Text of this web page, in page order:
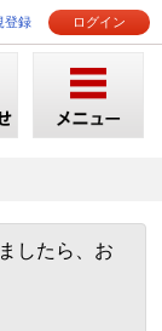
登録 ログイン
したら、お